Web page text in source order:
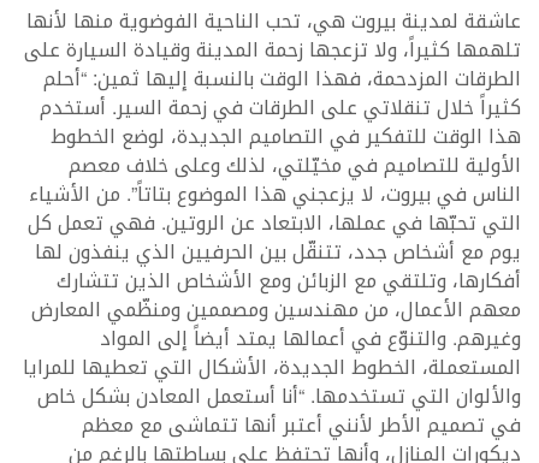
عاشقة لمدينة بيروت هي، تحب الناحية الفوضوية منها لأنها
تلهمها كثيراً، ولا تزعجها زحمة المدينة وقيادة السيارة على
الطرقات المزدحمة، فهذا الوقت بالنسبة إليها ثمين: “أحلم
كثيراً خلال تنقلاتي على الطرقات في زحمة السير. أستخدم
هذا الوقت للتفكير في التصاميم الجديدة، لوضع الخطوط
الأولية للتصاميم في مخيّلتي، لذلك وعلى خلاف معصم
الناس في بيروت، لا يزعجني هذا الموضوع بتاتاً”. من الأشياء
التي تحبّها في عملها، الابتعاد عن الروتين. فهي تعمل كل
يوم مع أشخاص جدد، تتنقّل بين الحرفيين الذي ينفذون لها
أفكارها، وتلتقي مع الزبائن ومع الأشخاص الذين تتشارك
معهم الأعمال، من مهندسين ومصممين ومنظّمي المعارض
وغيرهم. والتنوّع في أعمالها يمتد أيضاً إلى المواد
المستعملة، الخطوط الجديدة، الأشكال التي تعطيها للمرايا
والألوان التي تستخدمها. “أنا أستعمل المعادن بشكل خاص
في تصميم الأطر لأنني أعتبر أنها تتماشى مع معظم
ديكورات المنازل، وأنها تحتفظ على بساطتها بالرغم من